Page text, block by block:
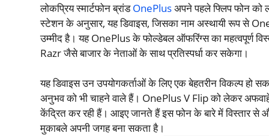
लोकप्रिय स्मार्टफोन ब्रांडOnePlusअपने पहले फ्लिप फोन को
स्टेशन के अनुसार, यह डिवाइस, जिसका नाम अस्थायी रूप से
उम्मीद है। यह OnePlus के फोल्डेबल ऑफरिंग्स का महत्वपूर्ण
Razr जैसे बाजार के नेताओं के साथ प्रतिस्पर्धा कर सकेगा।
यह डिवाइस उन उपयोगकर्ताओं के लिए एक बेहतरीन विकल्प हो
अनुभव को भी चाहने वाले हैं। OnePlus V Flip को लेकर
केंद्रित कर रही हैं। आइए जानते हैं इस फोन के बारे में
मुकाबले अपनी जगह बना सकता है।